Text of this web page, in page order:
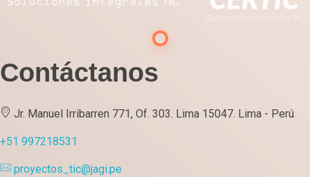
Contáctanos
Jr. Manuel Irribarren 771, Of. 303. Lima 15047. Lima - Perú
+51 997218531
proyectos_tic@jagi.pe